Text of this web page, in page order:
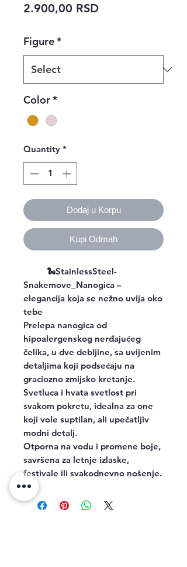
2.900,00 RSDPrice
Figure*
Color*
Quantity *
Dodaj u Korpu
Kupi Odmah
🐍StainlessSteel-
Snakemove_Nanogica –
elegancija koja se nežno uvija oko
tebe
Prelepa nanogica od
hipoalergenskog nerđajućeg
čelika, u dve debljine, sa uvijenim
detaljima koji podsećaju na
graciozno zmijsko kretanje.
Svetluca i hvata svetlost pri
svakom pokretu, idealna za one
koji vole suptilan, ali upečatljiv
modni detalj.
Otporna na vodu i promene boje,
savršena za letnje izlaske,
festivale ili svakodnevno nošenje.